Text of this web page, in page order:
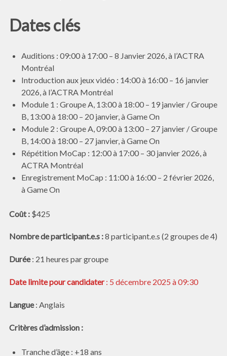
Dates clés
Auditions : 09:00 à 17:00 – 8 Janvier 2026, à l’ACTRA
Montréal
Introduction aux jeux vidéo : 14:00 à 16:00 – 16 janvier
2026, à l’ACTRA Montréal
Module 1 : Groupe A, 13:00 à 18:00 – 19 janvier / Groupe
B, 13:00 à 18:00 – 20 janvier, à Game On
Module 2 : Groupe A, 09:00 à 13:00 – 27 janvier / Groupe
B, 14:00 à 18:00 – 27 janvier, à Game On
Répétition MoCap : 12:00 à 17:00 – 30 janvier 2026, à
ACTRA Montréal
Enregistrement MoCap : 11:00 à 16:00 – 2 février 2026,
à Game On
Coût : $425
Nombre de participant.e.s :8 participant.e.s (2 groupes de 4)
Durée: 21 heures par groupe
Date limite pour candidater: 5 décembre 2025 à 09:30
Langue: Anglais
Critères d’admission :
Tranche d’âge : +18 ans